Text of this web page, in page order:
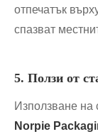
отпечатък
спазват
5. Ползи от
Използване на
Norpie